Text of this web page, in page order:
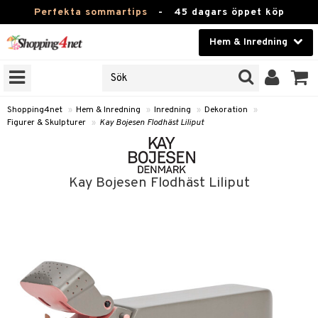
Perfekta sommartips - 45 dagars öppet köp
Hem & Inredning
Skönhet
Kontaktlinser
Varumärken
Kampanjer
Shopping4net » Hem & Inredning » Inredning » Dekoration
»
Figurer & Skulpturer » Kay Bojesen Flodhäst Liliput
Kay Bojesen Flodhäst Liliput
& Ljusstakar
& krokar